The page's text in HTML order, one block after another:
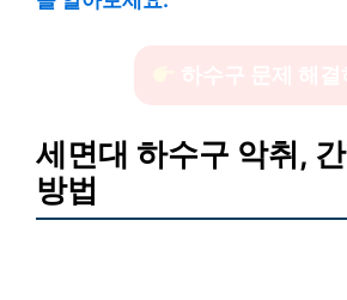
세면대 하수구 악취,
방법